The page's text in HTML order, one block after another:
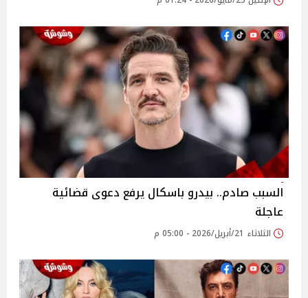
السبب صادم.. بيدرو باسكال يرفع دعوى قضائية
عاجلة
الثلاثاء 21/أبريل/2026 - 05:00 م